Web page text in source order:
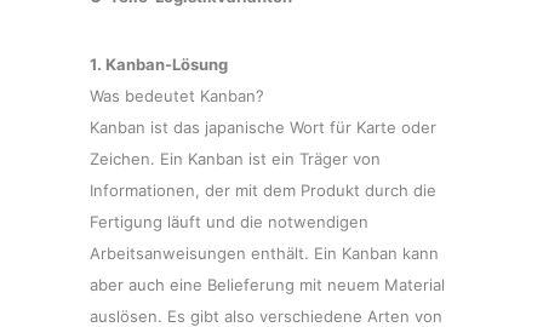
1. Kanban-Lösung
Was bedeutet Kanban?
Kanban ist das japanische Wort für Karte oder
Zeichen. Ein Kanban ist ein Träger von
Informationen, der mit dem Produkt durch die
Fertigung läuft und die notwendigen
Arbeitsanweisungen enthält. Ein Kanban kann
aber auch eine Belieferung mit neuem Material
auslösen. Es gibt also verschiedene Arten von